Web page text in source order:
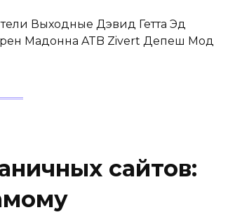
Выходные Дэвид Гетта Эд
Мадонна ATB Zivert Депеш Мод
сайтов: